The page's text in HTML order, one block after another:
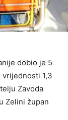
dobio je 5
1,3
Zavoda
Zelini župan